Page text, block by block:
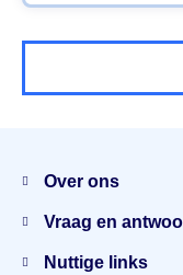
Over ons
Vraag en
Nuttige links